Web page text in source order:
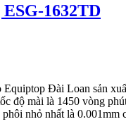
1632TD
Đài Loan sản
độ mài là 1450 vòng
nhỏ nhất là